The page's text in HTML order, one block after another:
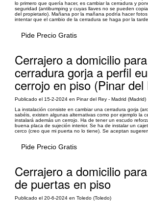
lo primero que quería hacer, es cambiar la cerradura y
seguridad (antibumping y cuyas llaves no se pueden
del propietario). Mañana por la mañana podría hacer
intentar que el cambio de la cerradura se haga por la tarde
Pide Precio Gratis
Cerrajero a domicilio
cerradura gorja a perfil
cerrojo en piso (Pinar del
Publicado el 15-2-2024 en Pinar del Rey - Madrid (Madrid)
La instalación consiste en cambiar una cerradura gorja
sabéis, existen algunas alternativas como por ejemplo la
instalará además un cerrojo. Ha de tener un escudo
buena placa de sujeción interior. Se ha de instalar un
cerco (creo que mi puerta no lo tiene). Se aceptan
Pide Precio Gratis
Cerrajero a domicilio
de puertas en piso
Publicado el 20-6-2024 en Toledo (Toledo)